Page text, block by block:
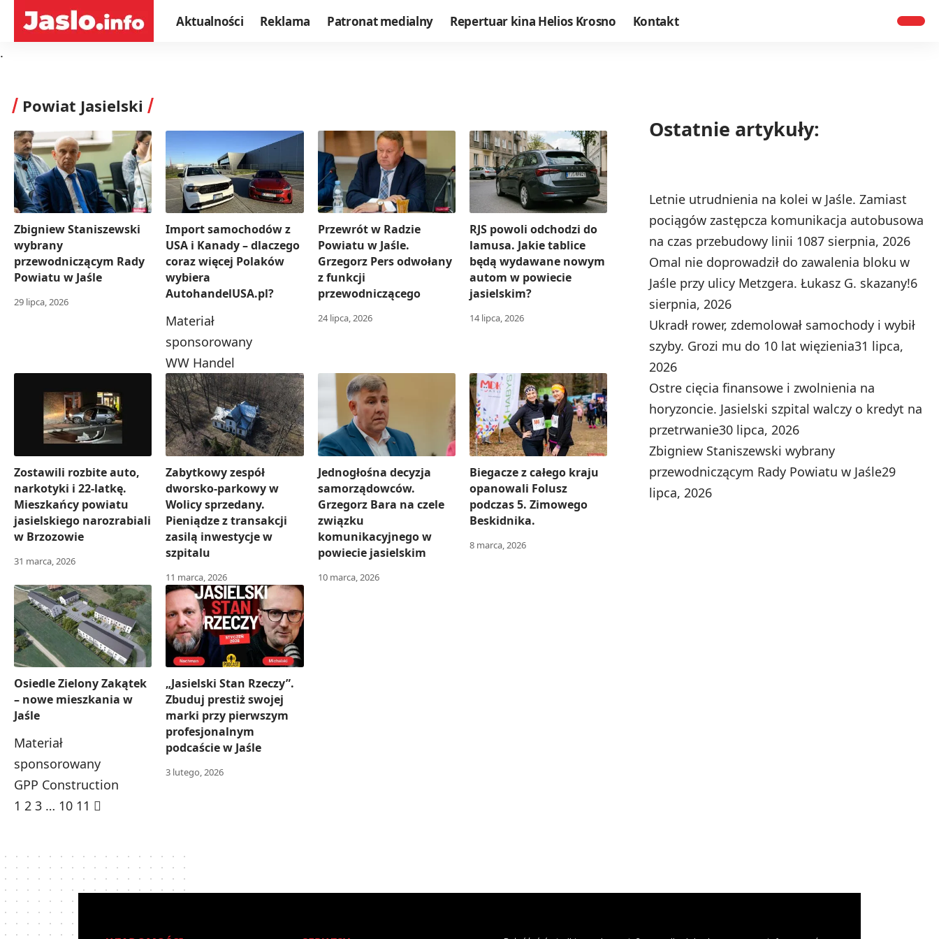
Aktualności Reklama Patronat medialny Repertuar kina Helios Krosno Kontakt
.
Powiat Jasielski
Zbigniew Staniszewski
wybrany
przewodniczącym Rady
Powiatu w Jaśle
29 lipca, 2026
Import samochodów z
USA i Kanady – dlaczego
coraz więcej Polaków
wybiera
AutohandelUSA.pl?
Materiał
sponsorowany
WW Handel
Przewrót w Radzie
Powiatu w Jaśle.
Grzegorz Pers odwołany
z funkcji
przewodniczącego
24 lipca, 2026
RJS powoli odchodzi do
lamusa. Jakie tablice
będą wydawane nowym
autom w powiecie
jasielskim?
14 lipca, 2026
Zostawili rozbite auto,
narkotyki i 22-latkę.
Mieszkańcy powiatu
jasielskiego narozrabiali
w Brzozowie
31 marca, 2026
Zabytkowy zespół
dworsko-parkowy w
Wolicy sprzedany.
Pieniądze z transakcji
zasilą inwestycje w
szpitalu
11 marca, 2026
Jednogłośna decyzja
samorządowców.
Grzegorz Bara na czele
związku
komunikacyjnego w
powiecie jasielskim
10 marca, 2026
Biegacze z całego kraju
opanowali Folusz
podczas 5. Zimowego
Beskidnika.
8 marca, 2026
Osiedle Zielony Zakątek
– nowe mieszkania w
Jaśle
Materiał
sponsorowany
GPP Construction
„Jasielski Stan Rzeczy”.
Zbuduj prestiż swojej
marki przy pierwszym
profesjonalnym
podcaście w Jaśle
3 lutego, 2026
1 2 3 … 10 11
Ostatnie artykuły:
Letnie utrudnienia na kolei w Jaśle. Zamiast
pociągów zastępcza komunikacja autobusowa
na czas przebudowy linii 1087 sierpnia, 2026
Omal nie doprowadził do zawalenia bloku w
Jaśle przy ulicy Metzgera. Łukasz G. skazany!6
sierpnia, 2026
Ukradł rower, zdemolował samochody i wybił
szyby. Grozi mu do 10 lat więzienia31 lipca,
2026
Ostre cięcia finansowe i zwolnienia na
horyzoncie. Jasielski szpital walczy o kredyt na
przetrwanie30 lipca, 2026
Zbigniew Staniszewski wybrany
przewodniczącym Rady Powiatu w Jaśle29
lipca, 2026